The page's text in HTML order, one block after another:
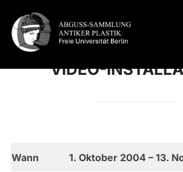
Inhalt
springen
VIDEO-
Wann 1. Oktober 2004 – 13.